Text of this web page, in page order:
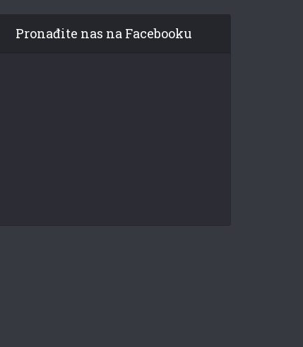
Pronađite nas na Facebooku